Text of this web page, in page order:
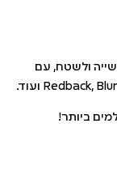
ולשטח, עם
ביותר!